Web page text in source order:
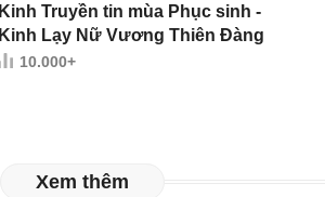
Kinh Truyền tin mùa Phục sinh -
Kinh Lạy Nữ Vương Thiên Đàng
10.000+
Xem thêm